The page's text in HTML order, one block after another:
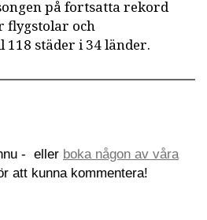
på fortsatta rekord
flygstolar och
städer i 34 länder.
- eller boka någon av våra
att kunna kommentera!